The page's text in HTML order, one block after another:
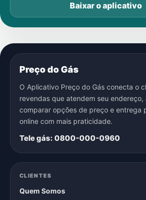
Baixar o aplicativo
Preço do Gás
O Aplicativo Preço do Gás conecta o
revendas que atendem seu endereço,
comparar opções de preço e entrega
online com mais praticidade.
Tele gás: 0800-000-0960
CLIENTES
Quem Somos